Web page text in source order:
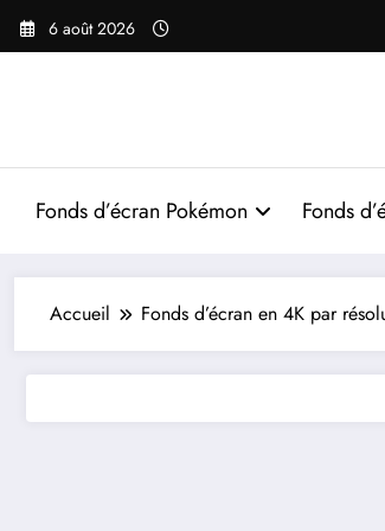
Aller
6 août 2026
Fonds d’écran Pokémon Fonds
Accueil Fonds d’écran en 4K par